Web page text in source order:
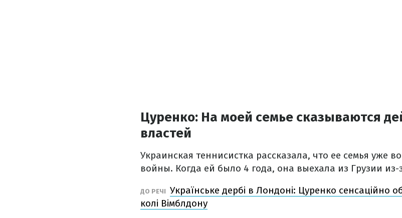
Цуренко: На моей семье сказываются
властей
Украинская теннисистка рассказала, что ее семья уже
войны. Когда ей было 4 года, она выехала из Грузии
ДО РЕЧІ Українське дербі в Лондоні: Цуренко сенсаційно
колі Вімблдону